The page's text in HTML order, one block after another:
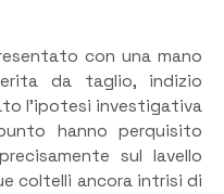
con una mano
da taglio, indizio
l’ipotesi investigativa
hanno perquisito
sul lavello
coltelli ancora intrisi di